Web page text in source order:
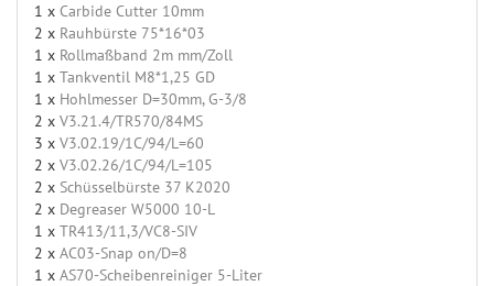
1 x Carbide Cutter 10mm
2 x Rauhbürste 75*16*03
1 x Rollmaßband 2m mm/Zoll
1 x Tankventil M8*1,25 GD
1 x Hohlmesser D=30mm, G-3/8
2 x V3.21.4/TR570/84MS
3 x V3.02.19/1C/94/L=60
2 x V3.02.26/1C/94/L=105
2 x Schüsselbürste 37 K2020
2 x Degreaser W5000 10-L
1 x TR413/11,3/VC8-SIV
2 x AC03-Snap on/D=8
1 x AS70-Scheibenreiniger 5-Liter